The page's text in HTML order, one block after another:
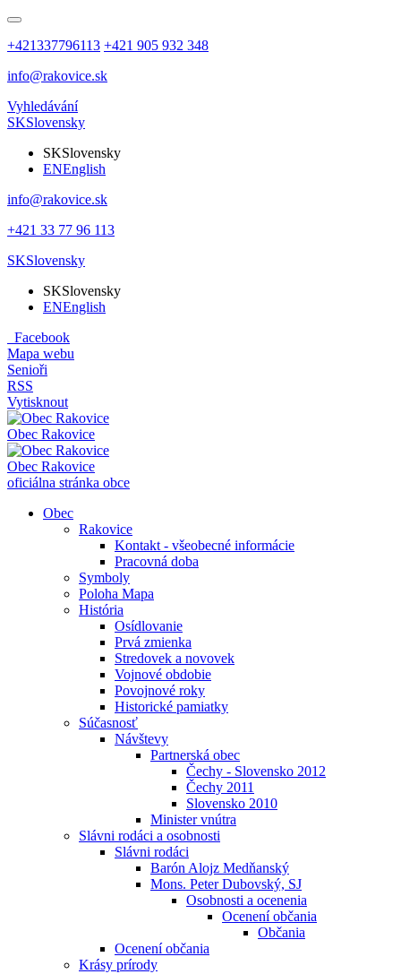
+421337796113 +421 905 932 348
info@rakovice.sk
Vyhledávání
SKSlovensky
SKSlovensky
ENEnglish
info@rakovice.sk
+421 33 77 96 113
SKSlovensky
SKSlovensky
ENEnglish
Facebook
Mapa webu
Senioři
RSS
Vytisknout
Obec Rakovice
Obec Rakovice
oficiálna stránka obce
Obec
Rakovice
Kontakt - všeobecné informácie
Pracovná doba
Symboly
Poloha Mapa
História
Osídlovanie
Prvá zmienka
Stredovek a novovek
Vojnové obdobie
Povojnové roky
Historické pamiatky
Súčasnosť
Návštevy
Partnerská obec
Čechy - Slovensko 2012
Čechy 2011
Slovensko 2010
Minister vnútra
Slávni rodáci a osobnosti
Slávni rodáci
Barón Alojz Medňanský
Mons. Peter Dubovský, SJ
Osobnosti a ocenenia
Ocenení občania
Občania
Ocenení občania
Krásy prírody